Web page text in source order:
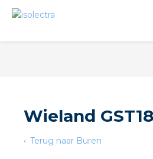
Wieland
Terug naar Buren